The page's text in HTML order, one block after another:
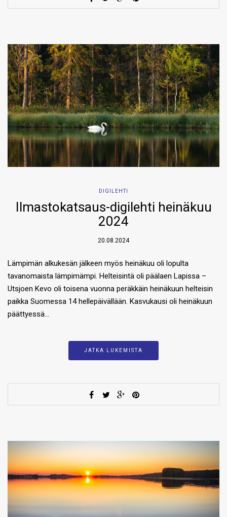
DIGILEHTI
Ilmastokatsaus-digilehti heinäkuu
2024
20.08.2024
Lämpimän alkukesän jälkeen myös heinäkuu oli lopulta
tavanomaista lämpimämpi. Helteisintä oli päälaen Lapissa –
Utsjoen Kevo oli toisena vuonna peräkkäin heinäkuun helteisin
paikka Suomessa 14 hellepäivällään. Kasvukausi oli heinäkuun
päättyessä…
JATKA LUKEMISTA